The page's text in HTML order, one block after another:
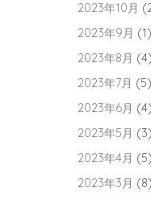
2023年10月
2023年9月 (1)
2023年8月 (4)
2023年7月 (5)
2023年6月 (4)
2023年5月 (3)
2023年4月 (5)
2023年3月 (8)